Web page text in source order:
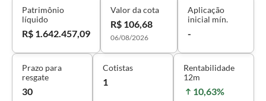
Patrimônio
líquido
R$ 1.642.457,09
Valor da cota
R$ 106,68
06/08/2026
Aplicação
inicial mín.
-
Prazo para
resgate
30
Cotistas
1
Rentabilidade
12m
10,63%